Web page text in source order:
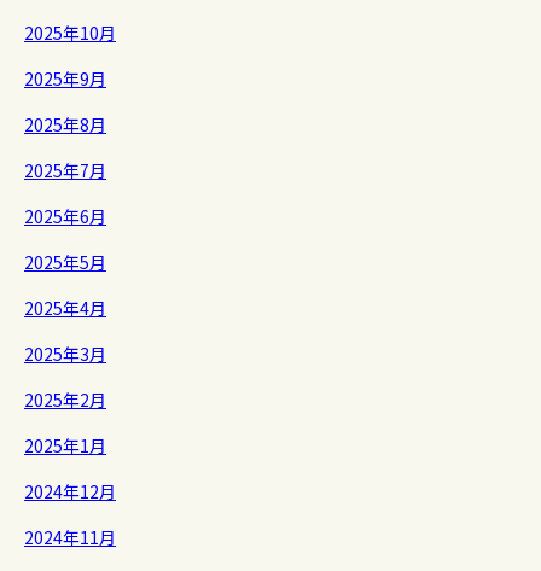
2025年10月
2025年9月
2025年8月
2025年7月
2025年6月
2025年5月
2025年4月
2025年3月
2025年2月
2025年1月
2024年12月
2024年11月